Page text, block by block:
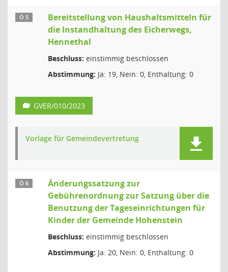
Ö 5
Bereitstellung von Haushaltsmitteln für
die Instandhaltung des Eicherwegs,
Hennethal
Beschluss: einstimmig beschlossen
Abstimmung: Ja: 19, Nein: 0, Enthaltung: 0
GVER/010/2023
Vorlage für Gemeindevertretung
Ö 6
Änderungssatzung zur
Gebührenordnung zur Satzung über die
Benutzung der Tageseinrichtungen für
Kinder der Gemeinde Hohenstein
Beschluss: einstimmig beschlossen
Abstimmung: Ja: 20, Nein: 0, Enthaltung: 0